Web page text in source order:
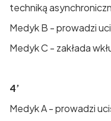
techniką
Medyk B - prowadzi
Medyk C - zakłada
4’
Medyk A - prowadzi